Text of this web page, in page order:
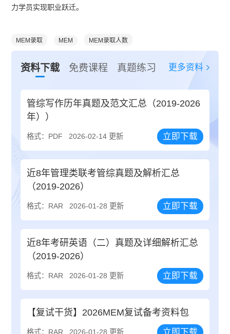
力学员实现职业跃迁。
MEM录取 MEM MEM录取人数
资料下载 免费课程 真题练习 更多资料
管综写作历年真题及范文汇总（2019-2026
年））
格式：PDF 2026-02-14 更新 立即下载
近8年管理类联考管综真题及解析汇总
（2019-2026）
格式：RAR 2026-01-28 更新 立即下载
近8年考研英语（二）真题及详细解析汇总
（2019-2026）
格式：RAR 2026-01-28 更新 立即下载
【复试干货】2026MEM复试备考资料包
格式：RAR 2026-01-28 更新